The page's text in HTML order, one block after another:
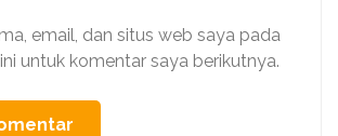
email, dan situs web saya pada
untuk komentar saya berikutnya.